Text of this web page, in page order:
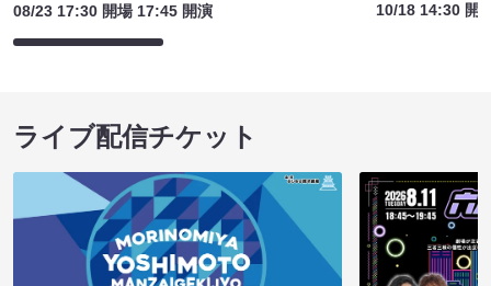
08/23 17:30 開場 17:45 開演
10/18 14:30 開
ライブ配信チケット